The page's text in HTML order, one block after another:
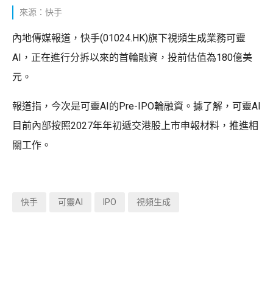
來源：快手
內地傳媒報道，快手(01024.HK)旗下視頻生成業務可靈
AI，正在進行分拆以來的首輪融資，投前估值為180億美
元。
報道指，今次是可靈AI的Pre-IPO輪融資。據了解，可靈AI
目前內部按照2027年年初遞交港股上市申報材料，推進相
關工作。
快手 可靈AI IPO 視頻生成